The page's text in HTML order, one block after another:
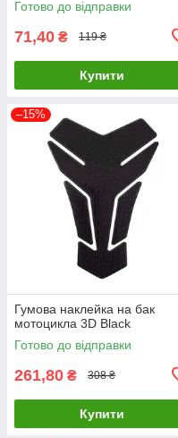
Готово до відправки
71,40 ₴ 119 ₴
Купити
–15%
Гумова наклейка на бак
мотоцикла 3D Black
Готово до відправки
261,80 ₴ 308 ₴
Купити